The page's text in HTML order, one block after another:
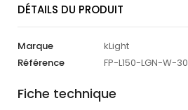
DÉTAILS DU PRODUIT
Marque
kLight
Référence
FP-L150-LGN-W-
Fiche technique